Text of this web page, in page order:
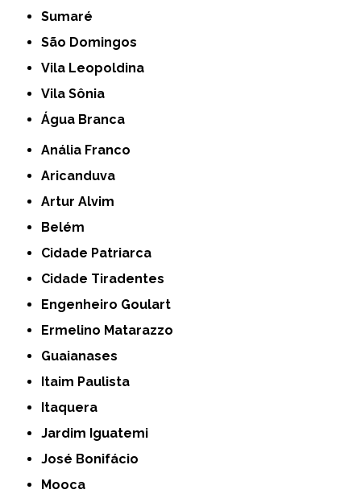
Sumaré
São Domingos
Vila Leopoldina
Vila Sônia
Água Branca
Anália Franco
Aricanduva
Artur Alvim
Belém
Cidade Patriarca
Cidade Tiradentes
Engenheiro Goulart
Ermelino Matarazzo
Guaianases
Itaim Paulista
Itaquera
Jardim Iguatemi
José Bonifácio
Mooca